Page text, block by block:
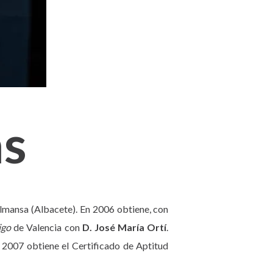
(Albacete). En 2006 obtiene, con
de Valencia con D. José María Ortí.
2007 obtiene el Certificado de Aptitud